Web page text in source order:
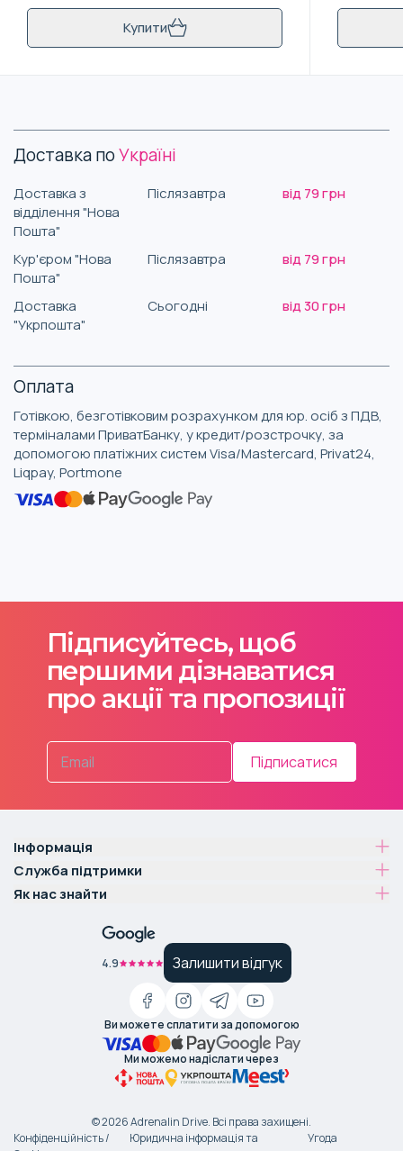
Купити
Доставка поУкраїні
Доставка з
відділення "Нова
Пошта"
Післязавтра від 79 грн
Кур'єром "Нова
Пошта"
Післязавтра від 79 грн
Доставка
"Укрпошта"
Сьогодні від 30 грн
Оплата
Готівкою, безготівковим розрахунком для юр. осіб з ПДВ,
терміналами ПриватБанку, у кредит/розстрочку, за
допомогою платіжних систем Visa/Mastercard, Privat24,
Liqpay, Portmone
Підписуйтесь, щоб
першими дізнаватися
про акції та пропозиції
Підписатися
Інформація
Служба підтримки
Як нас знайти
4.9 Залишити відгук
Ви можете сплатити за допомогою
Ми можемо надіслати через
©2026Adrenalin Drive. Всі права захищені.
Конфіденційність /
Юридична інформація та
Угода